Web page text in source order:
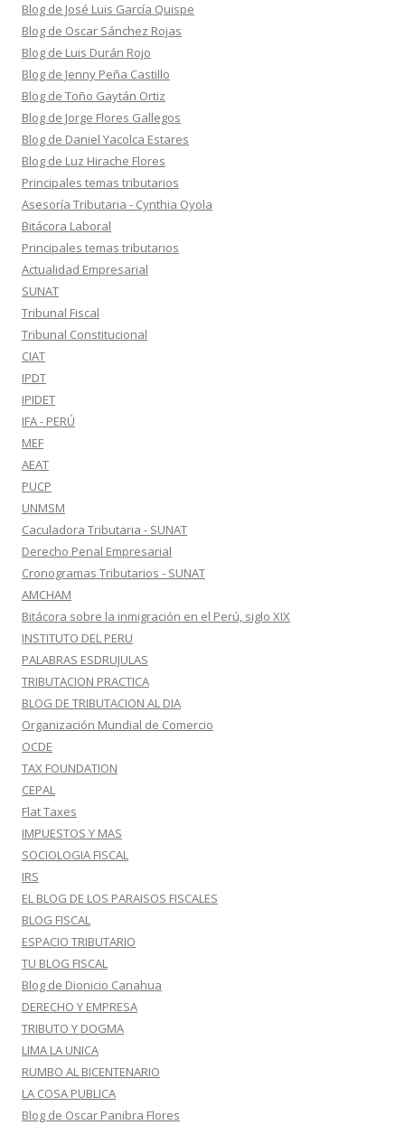
Blog de José Luis García Quispe
Blog de Oscar Sánchez Rojas
Blog de Luis Durán Rojo
Blog de Jenny Peña Castillo
Blog de Toño Gaytán Ortiz
Blog de Jorge Flores Gallegos
Blog de Daniel Yacolca Estares
Blog de Luz Hirache Flores
Principales temas tributarios
Asesoría Tributaria - Cynthia Oyola
Bitácora Laboral
Principales temas tributarios
Actualidad Empresarial
SUNAT
Tribunal Fiscal
Tribunal Constitucional
CIAT
IPDT
IPIDET
IFA - PERÚ
MEF
AEAT
PUCP
UNMSM
Caculadora Tributaria - SUNAT
Derecho Penal Empresarial
Cronogramas Tributarios - SUNAT
AMCHAM
Bitácora sobre la inmigración en el Perú, siglo XIX
INSTITUTO DEL PERU
PALABRAS ESDRUJULAS
TRIBUTACION PRACTICA
BLOG DE TRIBUTACION AL DIA
Organización Mundial de Comercio
OCDE
TAX FOUNDATION
CEPAL
Flat Taxes
IMPUESTOS Y MAS
SOCIOLOGIA FISCAL
IRS
EL BLOG DE LOS PARAISOS FISCALES
BLOG FISCAL
ESPACIO TRIBUTARIO
TU BLOG FISCAL
Blog de Dionicio Canahua
DERECHO Y EMPRESA
TRIBUTO Y DOGMA
LIMA LA UNICA
RUMBO AL BICENTENARIO
LA COSA PUBLICA
Blog de Oscar Panibra Flores